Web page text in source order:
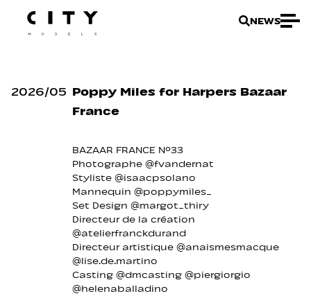
NEWS
2026/05 Poppy Miles for Harpers Bazaar
France
BAZAAR FRANCE N°33
Photographe @fvandernat
Styliste @isaacpsolano
Mannequin @poppymiles_
Set Design @margot_thiry
Directeur de la création
@atelierfranckdurand
Directeur artistique @anaismesmacque
@lise.de.martino
Casting @dmcasting @piergiorgio
@helenaballadino